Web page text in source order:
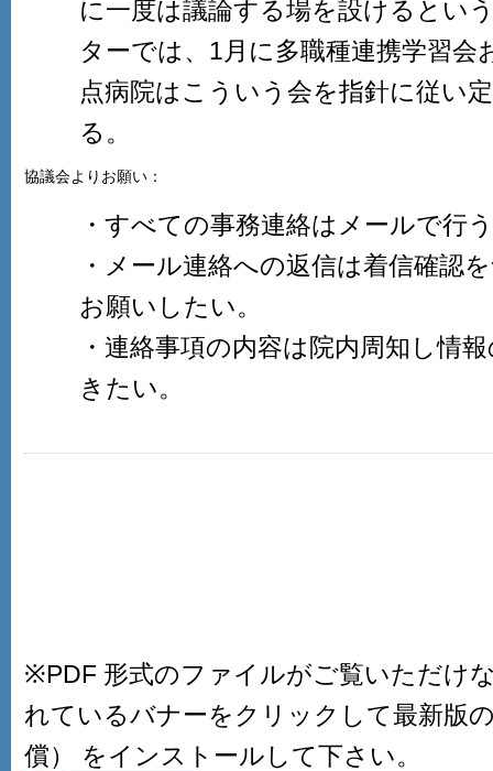
に一度は議論する場を設けるとい
ターでは、1月に多職種連携学習会
点病院はこういう会を指針に従い
る。
協議会よりお願い：
・すべての事務連絡はメールで行
・メール連絡への返信は着信確認
お願いしたい。
・連絡事項の内容は院内周知し情
きたい。
※PDF 形式のファイルがご覧いただけ
れているバナーをクリックして最新版
償） をインストールして下さい。